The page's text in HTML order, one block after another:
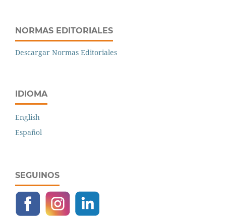
NORMAS EDITORIALES
Descargar Normas Editoriales
IDIOMA
English
Español
SEGUINOS